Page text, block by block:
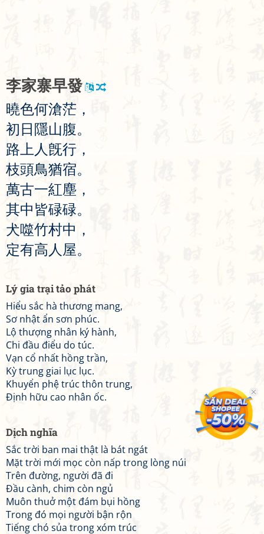
李家寨早發
曉色何滄茫 ，
初 日 隱山腹。
路 上 人 旣行 ，
枝頭鳥猶宿。
萬古一紅塵 ，
其中皆碌碌。
犬噬竹村中 ，
定有高 人 屋。
Lý gia trại tảo phát
Hiểu sắc hà thương mang,
Sơ nhật ẩn sơn phúc.
Lộ thượng nhân ký hành,
Chi đầu điểu do túc.
Vạn cổ nhất hồng trần,
Kỳ trung giai lục lục.
Khuyển phệ trúc thôn trung,
Định hữu cao nhân ốc.
Dịch nghĩa
Sắc trời ban mai thật là bát ngát
Mặt trời mới mọc còn nấp trong lòng núi
Trên đường, người đã đi
Đầu cành, chim còn ngủ
Muôn thuở một đám bụi hồng
Trong đó mọi người bận rộn
Tiếng chó sủa trong xóm trúc